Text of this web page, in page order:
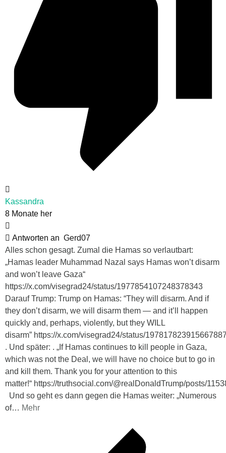
Kassandra
8 Monate her
Antworten an Gerd07
Alles schon gesagt. Zumal die Hamas so verlautbart:
„Hamas leader Muhammad Nazal says Hamas won’t disarm
and won’t leave Gaza“
https://x.com/visegrad24/status/1977854107248378343
Darauf Trump: Trump on Hamas: “They will disarm. And if
they don’t disarm, we will disarm them — and it’ll happen
quickly and, perhaps, violently, but they WILL
disarm” https://x.com/visegrad24/status/
. Und später: . „If Hamas continues to kill people in Gaza,
which was not the Deal, we will have no choice but to go in
and kill them. Thank you for your attention to this
matter!“ https://truthsocial.com/@realDonaldTrump/posts/
Und so geht es dann gegen die Hamas weiter: „Numerous
of… Mehr